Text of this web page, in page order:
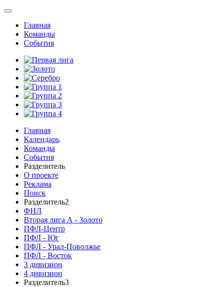
Главная
Команды
События
Главная
Календарь
Команды
События
Разделитель
О проекте
Реклама
Поиск
Разделитель2
ФНЛ
Вторая лига А - Золото
ПФЛ-Центр
ПФЛ - Юг
ПФЛ - Урал-Поволжье
ПФЛ - Восток
3 дивизион
4 дивизион
Разделитель3